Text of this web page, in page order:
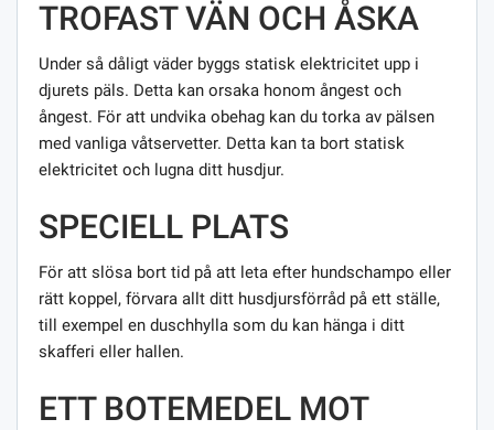
TROFAST VÄN OCH ÅSKA
Under så dåligt väder byggs statisk elektricitet upp i
djurets päls. Detta kan orsaka honom ångest och
ångest. För att undvika obehag kan du torka av pälsen
med vanliga våtservetter. Detta kan ta bort statisk
elektricitet och lugna ditt husdjur.
SPECIELL PLATS
För att slösa bort tid på att leta efter hundschampo eller
rätt koppel, förvara allt ditt husdjursförråd på ett ställe,
till exempel en duschhylla som du kan hänga i ditt
skafferi eller hallen.
ETT BOTEMEDEL MOT